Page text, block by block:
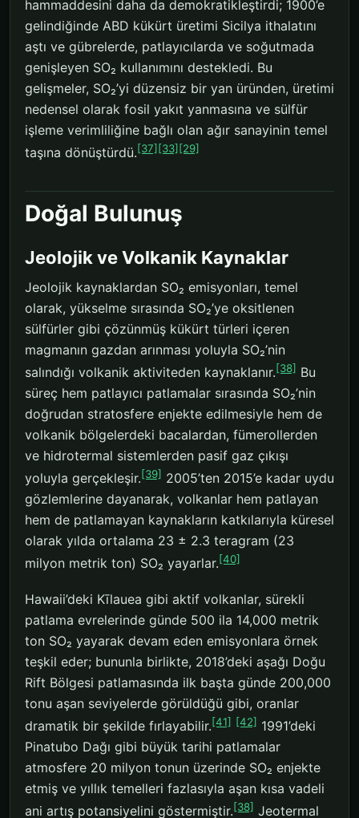
hammaddesini daha da demokratikleştirdi; 1900’e
gelindiğinde ABD kükürt üretimi Sicilya ithalatını
aştı ve gübrelerde, patlayıcılarda ve soğutmada
genişleyen SO₂ kullanımını destekledi. Bu
gelişmeler, SO₂’yi düzensiz bir yan üründen, üretimi
nedensel olarak fosil yakıt yanmasına ve sülfür
işleme verimliliğine bağlı olan ağır sanayinin temel
taşına dönüştürdü.[37] [33] [29]
Doğal Bulunuş
Jeolojik ve Volkanik Kaynaklar
Jeolojik kaynaklardan SO₂ emisyonları, temel
olarak, yükselme sırasında SO₂’ye oksitlenen
sülfürler gibi çözünmüş kükürt türleri içeren
magmanın gazdan arınması yoluyla SO₂’nin
salındığı volkanik aktiviteden kaynaklanır.[38] Bu
süreç hem patlayıcı patlamalar sırasında SO₂’nin
doğrudan stratosfere enjekte edilmesiyle hem de
volkanik bölgelerdeki bacalardan, fümerollerden
ve hidrotermal sistemlerden pasif gaz çıkışı
yoluyla gerçekleşir.[39] 2005’ten 2015’e kadar uydu
gözlemlerine dayanarak, volkanlar hem patlayan
hem de patlamayan kaynakların katkılarıyla küresel
olarak yılda ortalama 23 ± 2.3 teragram (23
milyon metrik ton) SO₂ yayarlar.[40]
Hawaii’deki Kīlauea gibi aktif volkanlar, sürekli
patlama evrelerinde günde 500 ila 14,000 metrik
ton SO₂ yayarak devam eden emisyonlara örnek
teşkil eder; bununla birlikte, 2018’deki aşağı Doğu
Rift Bölgesi patlamasında ilk başta günde 200,000
tonu aşan seviyelerde görüldüğü gibi, oranlar
dramatik bir şekilde fırlayabilir.[41] [42] 1991’deki
Pinatubo Dağı gibi büyük tarihi patlamalar
atmosfere 20 milyon tonun üzerinde SO₂ enjekte
etmiş ve yıllık temelleri fazlasıyla aşan kısa vadeli
ani artış potansiyelini göstermiştir.[38] Jeotermal